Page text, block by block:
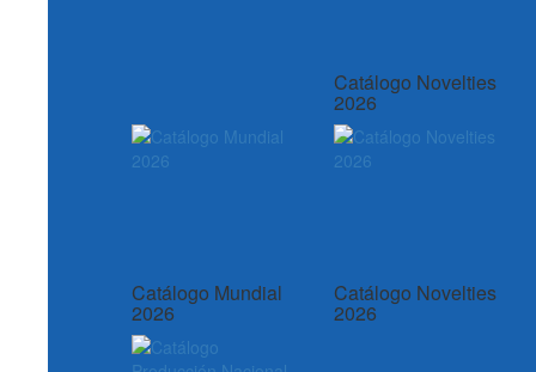
Catálogo Novelties
2026
Catálogo Mundial
2026
Catálogo Novelties
2026